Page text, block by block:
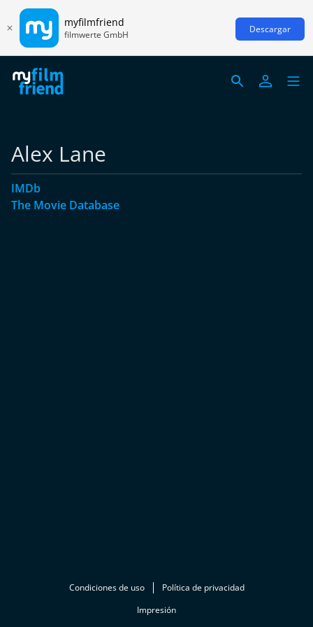
myfilmfriend
filmwerte GmbH Descargar
Alex Lane
IMDb
The Movie Database
Condiciones de uso
Política de privacidad
Impresión